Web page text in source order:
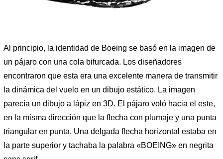
Al principio, la identidad de Boeing se basó en la imagen de
un pájaro con una cola bifurcada. Los diseñadores
encontraron que esta era una excelente manera de transmitir
la dinámica del vuelo en un dibujo estático. La imagen
parecía un dibujo a lápiz en 3D. El pájaro voló hacia el este,
en la misma dirección que la flecha con plumaje y una punta
triangular en punta. Una delgada flecha horizontal estaba en
la parte superior y tachaba la palabra «BOEING» en negrita